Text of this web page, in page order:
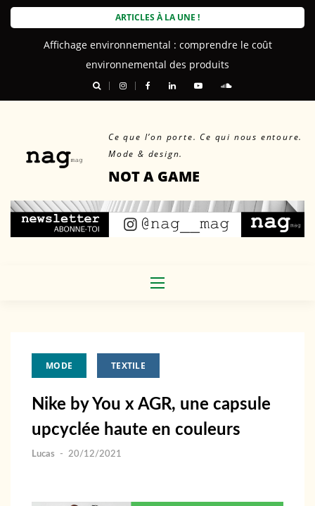
Skip
ARTICLES À LA UNE !
Affichage environnemental : comprendre le coût
environnemental des produits
Ce que l’on porte. Ce qui nous entoure.
Mode & design.
NOT A GAME
MODE TEXTILE
Nike by You x AGR, une capsule
upcyclée haute en couleurs
Lucas - 20/12/2021